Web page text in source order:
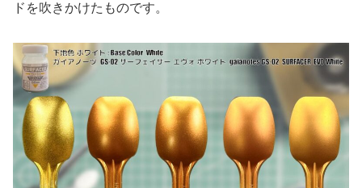
ドを吹きかけたものです。